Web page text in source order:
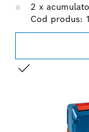
2 x
Cod produs: